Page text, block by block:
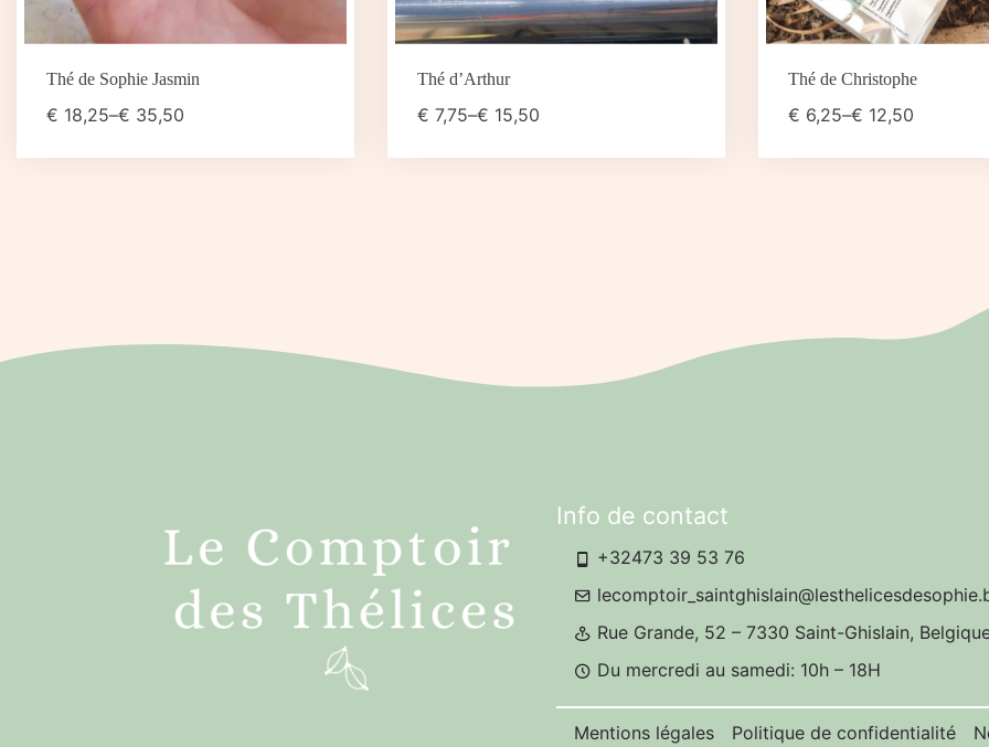
Thé de Sophie Jasmin
€ 18,25–€ 35,50
Thé d’Arthur
€ 7,75–€ 15,50
Thé de Christophe
€ 6,25–€ 12,50
Info de contact
+32473 39 53 76
Rue Grande, 52 – 7330 Saint-Ghislain,
Du mercredi au samedi: 10h – 18H
Mentions légales Politique de confidentialité